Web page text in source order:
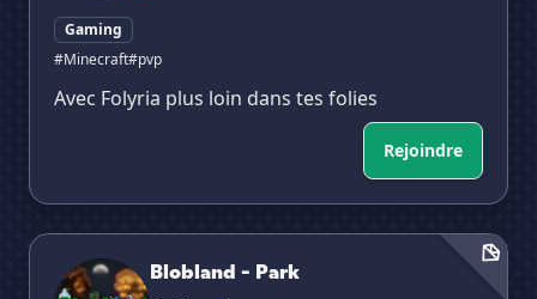
Gaming
#Minecraft#pvp
Avec Folyria plus loin dans tes folies
Rejoindre
Blobland - Park
Blobland - Park